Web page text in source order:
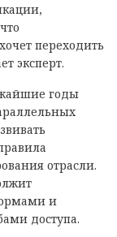
переходить
эксперт.
годы
отрасли.
и
доступа.